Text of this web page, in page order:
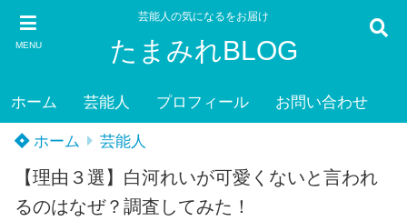
MENU
芸能人の気になるをお届け
たまみれBLOG
ホーム 芸能人 プロフィール お問い合わせ
ホーム 芸能人
【理由３選】白河れいが可愛くないと言われ
るのはなぜ？調査してみた！